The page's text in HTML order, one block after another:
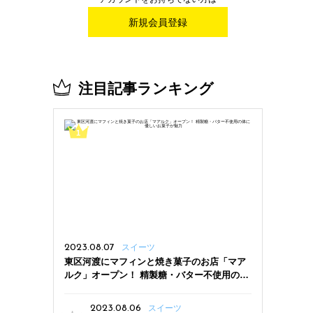
新規会員登録
注目記事ランキング
2023.08.07 スイーツ
東区河渡にマフィンと焼き菓子のお店「マア
ルク」オープン！ 精製糖・バター不使用の体
2023.08.06
スイーツ